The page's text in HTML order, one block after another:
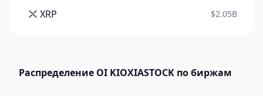
XRP $2.05B
Распределение OI KIOXIASTOCK по биржам